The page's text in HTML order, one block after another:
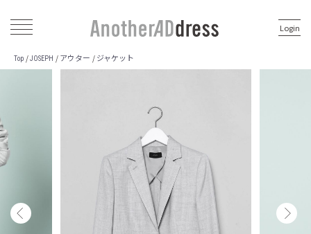
Login
Top / JOSEPH / アウター / ジャケット